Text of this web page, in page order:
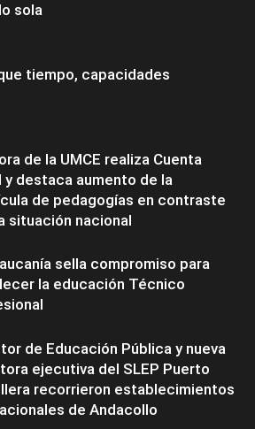
sola
tiempo, capacidades
de la UMCE realiza Cuenta
y destaca aumento de la
de pedagogías en contraste
situación nacional
sella compromiso para
la educación Técnico
de Educación Pública y nueva
ejecutiva del SLEP Puerto
recorrieron establecimientos
de Andacollo